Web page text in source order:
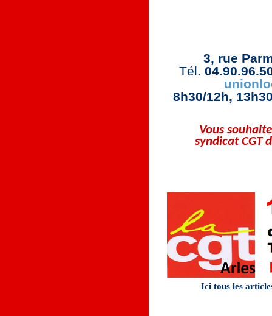
3, rue
Tél.
8h30/12h,
Vous
syndicat CGT
Ici tous les